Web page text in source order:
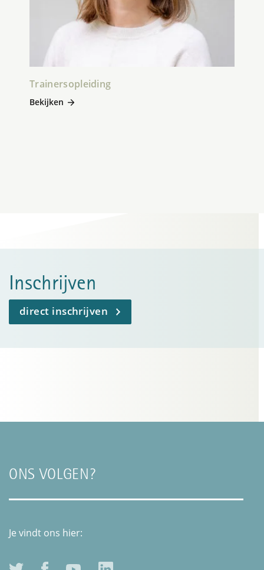
Trainersopleiding
Bekijken
Inschrijven
direct inschrijven
ONS VOLGEN?
Je vindt ons hier: